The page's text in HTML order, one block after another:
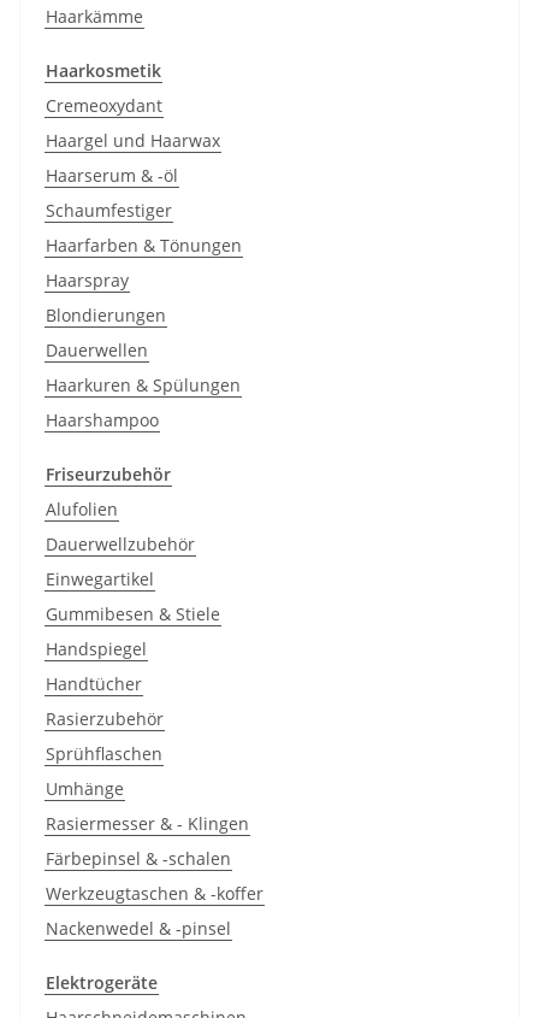
Haarkämme
Haarkosmetik
Cremeoxydant
Haargel und Haarwax
Haarserum & -öl
Schaumfestiger
Haarfarben & Tönungen
Haarspray
Blondierungen
Dauerwellen
Haarkuren & Spülungen
Haarshampoo
Friseurzubehör
Alufolien
Dauerwellzubehör
Einwegartikel
Gummibesen & Stiele
Handspiegel
Handtücher
Rasierzubehör
Sprühflaschen
Umhänge
Rasiermesser & - Klingen
Färbepinsel & -schalen
Werkzeugtaschen & -koffer
Nackenwedel & -pinsel
Elektrogeräte